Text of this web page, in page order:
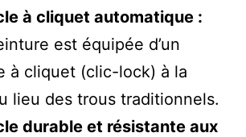
à cliquet automatique :
est équipée d’un
à cliquet (clic-lock) à la
lieu des trous traditionnels.
durable et résistante aux